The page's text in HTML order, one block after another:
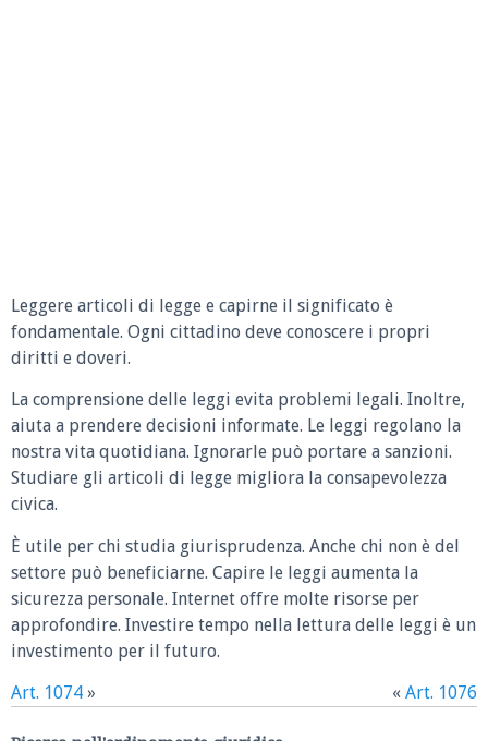
Leggere articoli di legge e capirne il significato è
fondamentale. Ogni cittadino deve conoscere i propri
diritti e doveri.
La comprensione delle leggi evita problemi legali. Inoltre,
aiuta a prendere decisioni informate. Le leggi regolano la
nostra vita quotidiana. Ignorarle può portare a sanzioni.
Studiare gli articoli di legge migliora la consapevolezza
civica.
È utile per chi studia giurisprudenza. Anche chi non è del
settore può beneficiarne. Capire le leggi aumenta la
sicurezza personale. Internet offre molte risorse per
approfondire. Investire tempo nella lettura delle leggi è un
investimento per il futuro.
Art. 1074 » « Art. 1076